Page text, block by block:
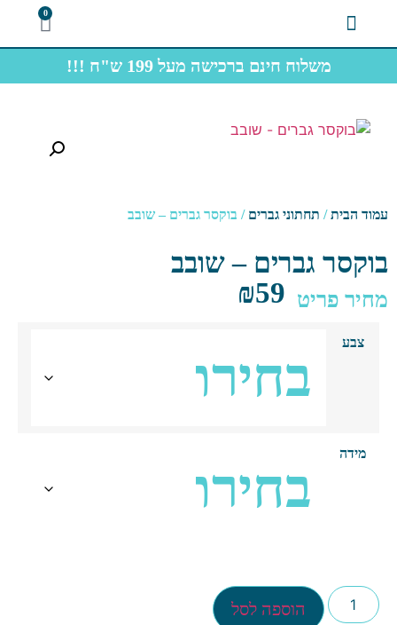
משלוח חינם ברכישה מעל 199 ש"ח !!!
הבית/תחתוני גברים/ בוקסר גברים – שובב
גברים – שובב
פריט ₪59
מידה
הוספה לסל